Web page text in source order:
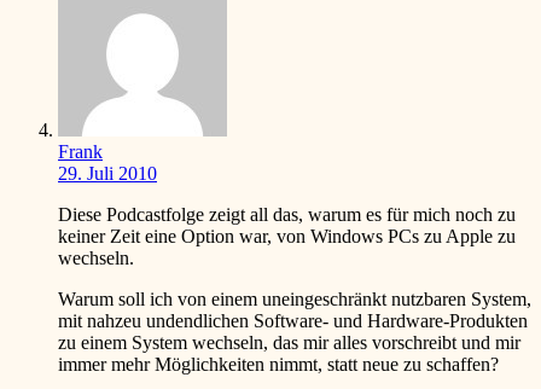
Frank
29. Juli 2010
Diese Podcastfolge zeigt all das, warum es für mich noch zu
keiner Zeit eine Option war, von Windows PCs zu Apple zu
wechseln.
Warum soll ich von einem uneingeschränkt nutzbaren System,
mit nahzeu undendlichen Software- und Hardware-Produkten
zu einem System wechseln, das mir alles vorschreibt und mir
immer mehr Möglichkeiten nimmt, statt neue zu schaffen?